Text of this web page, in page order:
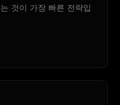
것이 가장 빠른 전략입